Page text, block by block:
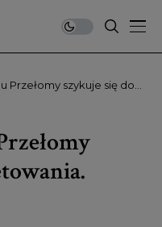
Przełomy szykuje się do